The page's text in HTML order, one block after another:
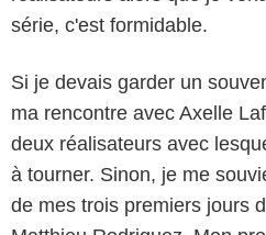
série, c'est formidable.
Si je devais garder un
ma rencontre avec Axelle
deux réalisateurs avec
à tourner. Sinon, je me
de mes trois premiers jours